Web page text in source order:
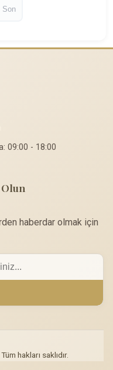
Son
09:00 - 18:00
haberdar olmak için
hakları saklıdır.